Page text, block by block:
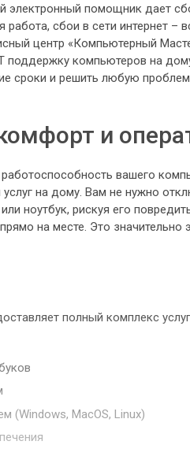
электронный помощник дает
сбои в сети интернет –
центр «Компьютерный
компьютеров на
сроки и решить любую
и
вашего
на дому. Вам не нужно
ноутбук, рискуя его
на месте. Это
полный комплекс
(Windows, MacOS, Linux)